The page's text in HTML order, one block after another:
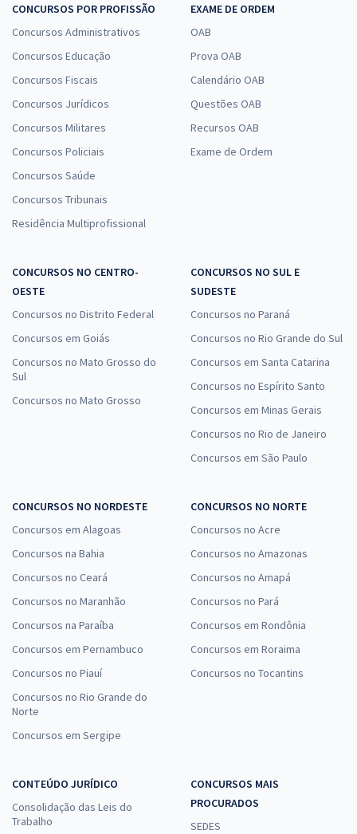
CONCURSOS POR PROFISSÃO
Concursos Administrativos
Concursos Educação
Concursos Fiscais
Concursos Jurídicos
Concursos Militares
Concursos Policiais
Concursos Saúde
Concursos Tribunais
Residência Multiprofissional
EXAME DE ORDEM
OAB
Prova OAB
Calendário OAB
Questões OAB
Recursos OAB
Exame de Ordem
CONCURSOS NO CENTRO-
OESTE
Concursos no Distrito Federal
Concursos em Goiás
Concursos no Mato Grosso do
Sul
Concursos no Mato Grosso
CONCURSOS NO SUL E
SUDESTE
Concursos no Paraná
Concursos no Rio Grande do Sul
Concursos em Santa Catarina
Concursos no Espírito Santo
Concursos em Minas Gerais
Concursos no Rio de Janeiro
Concursos em São Paulo
CONCURSOS NO NORDESTE
Concursos em Alagoas
Concursos na Bahia
Concursos no Ceará
Concursos no Maranhão
Concursos na Paraíba
Concursos em Pernambuco
Concursos no Piauí
Concursos no Rio Grande do
Norte
Concursos em Sergipe
CONCURSOS NO NORTE
Concursos no Acre
Concursos no Amazonas
Concursos no Amapá
Concursos no Pará
Concursos em Rondônia
Concursos em Roraima
Concursos no Tocantins
CONTEÚDO JURÍDICO
Consolidação das Leis do
Trabalho
CONCURSOS MAIS
PROCURADOS
SEDES